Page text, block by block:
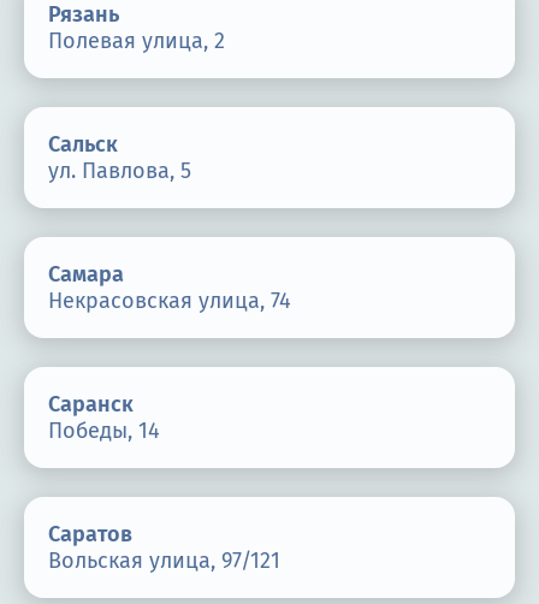
Рязань
Полевая улица, 2
Сальск
ул. Павлова, 5
Самара
Некрасовская улица, 74
Саранск
Победы, 14
Саратов
Вольская улица, 97/121